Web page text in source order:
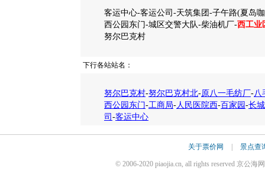
客运中心-客运公司-天筑集团-子午路(夏岛
西公园东门-城区交警大队-柴油机厂-西工业
努尔巴克村
下行各站站名：
努尔巴克村-努尔巴克村北-原八一毛纺厂-八
西公园东门-工商局-人民医院西-百家园 -长
司 -客运中心
关于票价网 景点查
© 2006-2020 piaojia.cn, all rights reserved 京公海